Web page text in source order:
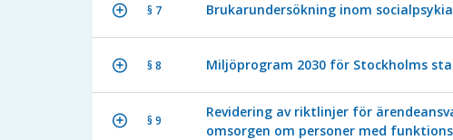
§ 7 Brukarundersökning inom
§ 8 Miljöprogram 2030 för Stockholms
§ 9
Revidering av riktlinjer för
omsorgen om personer med